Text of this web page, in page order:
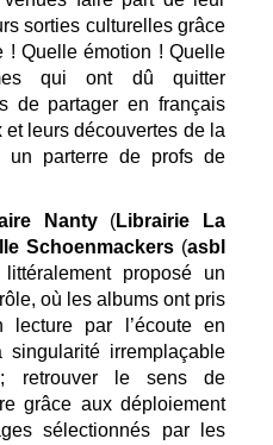
sorties culturelles grâce
! Quelle émotion ! Quelle
qui ont dû quitter
de partager en français
et leurs découvertes de la
un parterre de profs de
Nanty (Librairie La
Schoenmackers (asbl
proposé un
où les albums ont pris
lecture par l’écoute en
irremplaçable
retrouver le sens de
grâce aux déploiement
sélectionnés par les